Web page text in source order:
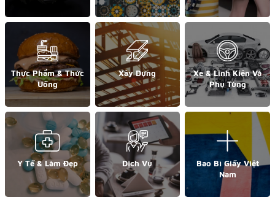
Thực Phẩm & Thức
Uống
Xây Dựng
Xe & Linh Kiện Và
Phụ Tùng
Y Tế & Làm Đẹp Dịch Vụ
Bao Bì Giấy Việt
Nam